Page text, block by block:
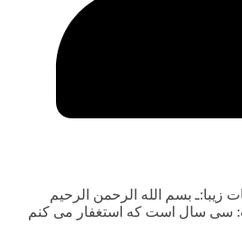
و روایات زیبا:ـ بسم الله الرحمن الرحیم
سال است که استغفار می کنم